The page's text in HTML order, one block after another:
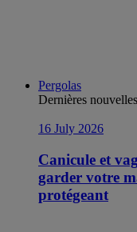
Pergolas
Dernières nouvelles
16 July 2026
Canicule et
garder votre
protégeant